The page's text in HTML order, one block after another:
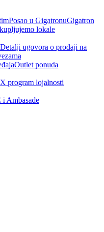
Posao u GigatronuGigatron
lokale
Detalji ugovora o prodaji na
Outlet ponuda
program lojalnosti
Ambasade